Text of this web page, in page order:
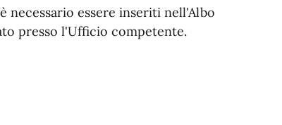
necessario essere inseriti nell'Albo
presso l'Ufficio competente.